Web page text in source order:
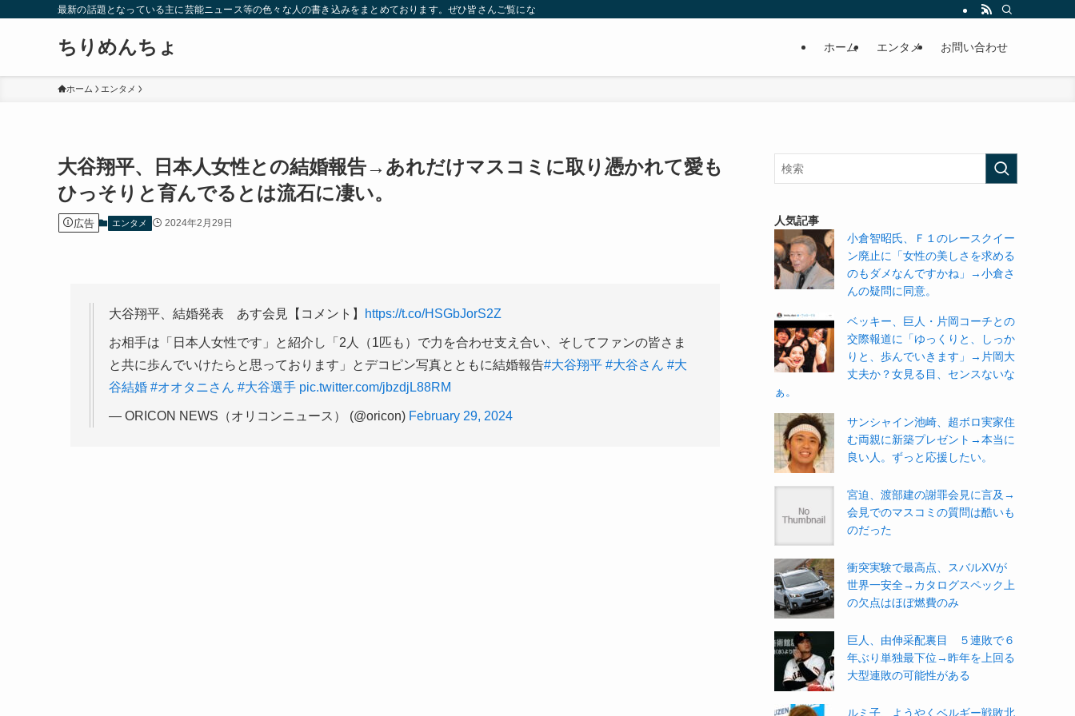
最新の話題となっている主に芸能ニュース等の色々な人の書き込みをまとめております。ぜひ皆さんご覧になっていってください。
ちりめんちょ ホーム エンタメ お問い合わせ
ホーム エンタメ
大谷翔平、日本人女性との結婚報告→あれだけマスコミに取り憑かれて愛も
ひっそりと育んでるとは流石に凄い。
広告 エンタメ 2024年2月29日
大谷翔平、結婚発表 あす会見【コメント】 https://t.co/HSGbJorS2Z
お相手は「日本人女性です」と紹介し「2人（1匹も）で力を合わせ支え合い、そしてファンの皆さま
と共に歩んでいけたらと思っております」とデコピン写真とともに結婚報告#大谷翔平 #大谷さん #大
谷結婚 #オオタニさん #大谷選手 pic.twitter.com/jbzdjL88RM
— ORICON NEWS（オリコンニュース） (@oricon) February 29, 2024
人気記事
小倉智昭氏、Ｆ１のレースクイー
ン廃止に「女性の美しさを求める
のもダメなんですかね」→小倉さ
んの疑問に同意。
ベッキー、巨人・片岡コーチとの
交際報道に「ゆっくりと、しっか
りと、歩んでいきます」→片岡大
丈夫か？女見る目、センスないな
ぁ。
サンシャイン池崎、超ボロ実家住
む両親に新築プレゼント→本当に
良い人。ずっと応援したい。
宮迫、渡部建の謝罪会見に言及→
会見でのマスコミの質問は酷いも
のだった
衝突実験で最高点、スバルXVが
世界一安全→カタログスペック上
の欠点はほぼ燃費のみ
巨人、由伸采配裏目 ５連敗で６
年ぶり単独最下位→昨年を上回る
大型連敗の可能性がある
ルミ子、ようやくベルギー戦敗北